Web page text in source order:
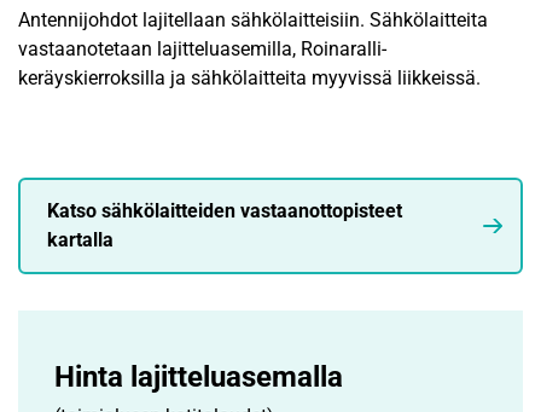
Antennijohdot lajitellaan sähkölaitteisiin. Sähkölaitteita
vastaanotetaan lajitteluasemilla, Roinaralli-
keräyskierroksilla ja sähkölaitteita myyvissä liikkeissä.
Katso sähkölaitteiden vastaanottopisteet
kartalla
Hinta lajittelu­asemalla